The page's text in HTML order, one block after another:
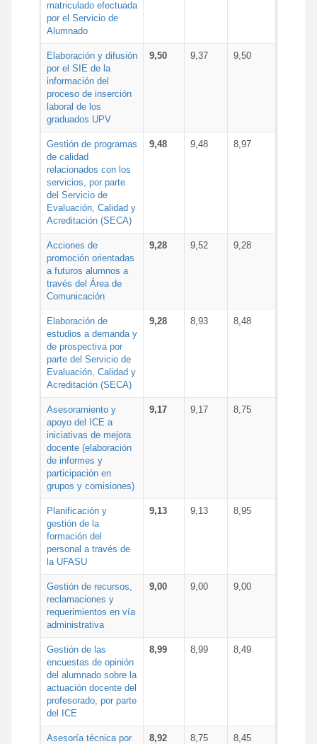
matriculado efectuada
por el Servicio de
Alumnado
Elaboración y difusión
por el SIE de la
información del
proceso de inserción
laboral de los
graduados UPV
9,50 9,37 9,50
Gestión de programas
de calidad
relacionados con los
servicios, por parte
del Servicio de
Evaluación, Calidad y
Acreditación (SECA)
9,48 9,48 8,97
Acciones de
promoción orientadas
a futuros alumnos a
través del Área de
Comunicación
9,28 9,52 9,28
Elaboración de
estudios a demanda y
de prospectiva por
parte del Servicio de
Evaluación, Calidad y
Acreditación (SECA)
9,28 8,93 8,48
Asesoramiento y
apoyo del ICE a
iniciativas de mejora
docente (elaboración
de informes y
participación en
grupos y comisiones)
9,17 9,17 8,75
Planificación y
gestión de la
formación del
personal a través de
la UFASU
9,13 9,13 8,95
Gestión de recursos,
reclamaciones y
requerimientos en vía
administrativa
9,00 9,00 9,00
Gestión de las
encuestas de opinión
del alumnado sobre la
actuación docente del
profesorado, por parte
del ICE
8,99 8,99 8,49
Asesoría técnica por
8,92 8,75 8,45